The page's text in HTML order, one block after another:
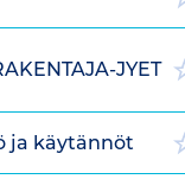
JYET
ja käytännöt